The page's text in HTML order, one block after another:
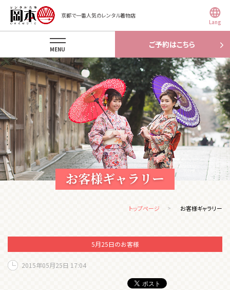
京都で一番人気のレンタル着物店
Lang
ご予約はこちら
MENU
お客様ギャラリー
トップページ お客様ギャラリー
5月25日のお客様
2015年05月25日 17:04